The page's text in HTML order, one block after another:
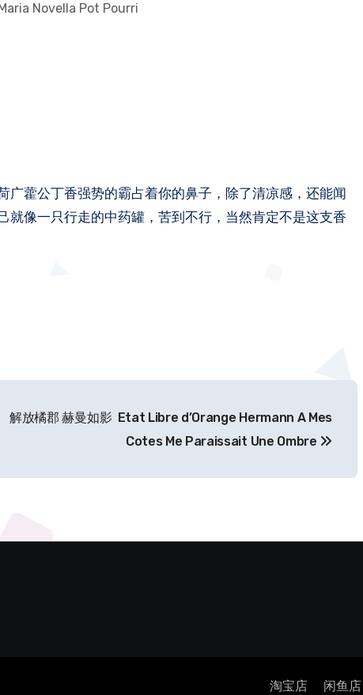
Novella Pot Pourri
藿公丁香强势的霸占着你的鼻子，除了清凉感，还能闻
像一只行走的中药罐，苦到不行，当然肯定不是这支香
解放橘郡 赫曼如影 Etat Libre d’Orange Hermann A Mes
Cotes Me Paraissait Une Ombre
淘宝店 闲鱼店